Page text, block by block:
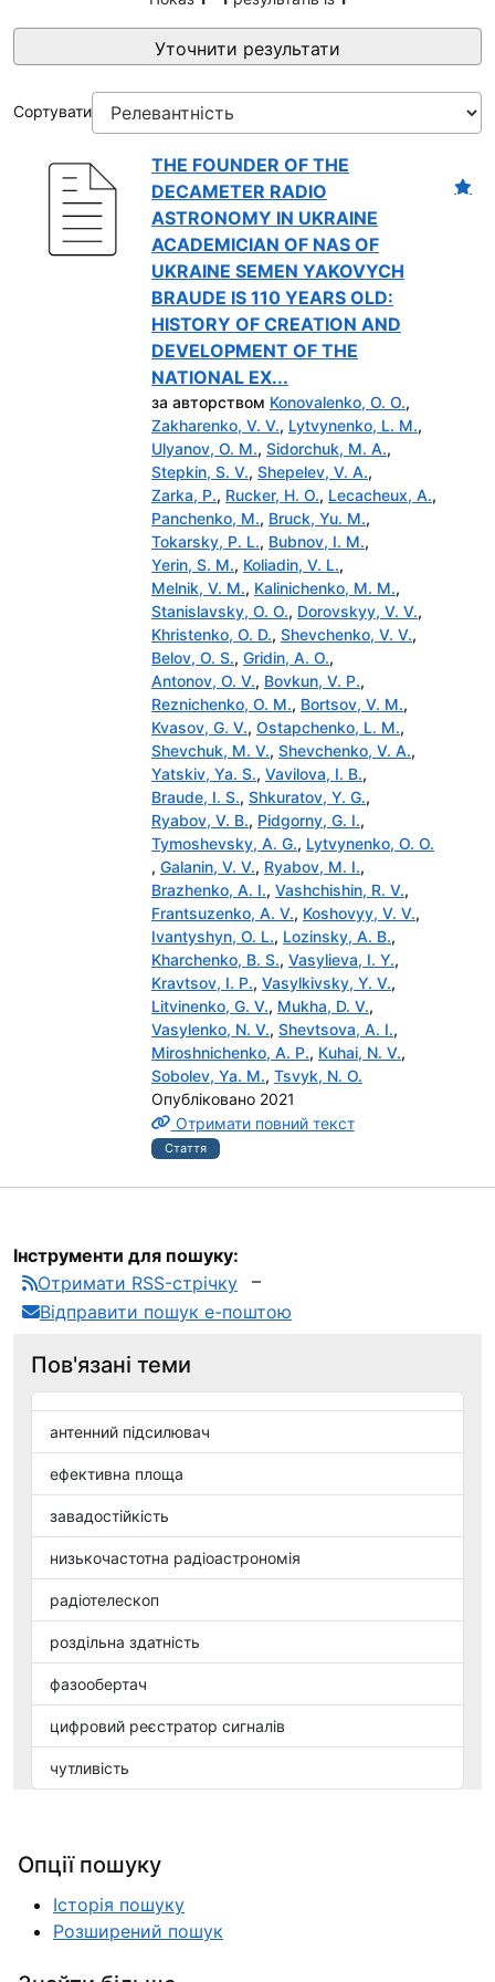
Уточнити результати
Сортувати
THE FOUNDER OF THE
DECAMETER RADIO
ASTRONOMY IN UKRAINE
ACADEMICIAN OF NAS OF
UKRAINE SEMEN YAKOVYCH
BRAUDE IS 110 YEARS OLD:
HISTORY OF CREATION AND
DEVELOPMENT OF THE
NATIONAL EX...
за авторством Konovalenko, O. O.,
Zakharenko, V. V., Lytvynenko, L. M.,
Ulyanov, O. M., Sidorchuk, M. A.,
Stepkin, S. V., Shepelev, V. A.,
Zarka, P., Rucker, H. O., Lecacheux, A.,
Panchenko, M., Bruck, Yu. M.,
Tokarsky, P. L., Bubnov, I. M.,
Yerin, S. M., Коliadin, V. L.,
Melnik, V. M., Kalinichenko, M. M.,
Stanislavsky, O. O., Dorovskyy, V. V.,
Khristenko, O. D., Shevchenko, V. V.,
Belov, O. S., Gridin, A. O.,
Antonov, O. V., Bovkun, V. P.,
Reznichenko, O. M., Bortsov, V. M.,
Kvasov, G. V., Ostapchenko, L. M.,
Shevchuk, M. V., Shevchenko, V. A.,
Yatskiv, Ya. S., Vavilova, I. B.,
Braude, I. S., Shkuratov, Y. G.,
Ryabov, V. B., Pidgorny, G. I.,
Tymoshevsky, A. G., Lytvynenko, O. O.
, Galanin, V. V., Ryabov, M. I.,
Brazhenko, A. I., Vashchishin, R. V.,
Frantsuzenko, A. V., Koshovyy, V. V.,
Ivantyshyn, O. L., Lozinsky, A. B.,
Kharchenko, B. S., Vasylieva, I. Y.,
Kravtsov, I. P., Vasylkivsky, Y. V.,
Litvinenko, G. V., Mukha, D. V.,
Vasylenko, N. V., Shevtsova, A. I.,
Miroshnichenko, A. P., Кuhai, N. V.,
Sobolev, Ya. M., Tsvyk, N. O.
Опубліковано 2021
Отримати повний текст
Стаття
Інструменти для пошуку:
Отримати RSS-стрічку
Відправити пошук е-поштою
Пов'язані теми
антенний підсилювач
ефективна площа
завадостійкість
низькочастотна радіоастрономія
радіотелескоп
роздільна здатність
фазообертач
цифровий реєстратор сигналів
чутливість
Опції пошуку
Історія пошуку
Розширений пошук